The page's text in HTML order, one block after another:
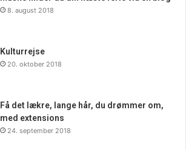
8. august 2018
Kulturrejse
20. oktober 2018
Få det lækre, lange hår, du drømmer om,
med extensions
24. september 2018